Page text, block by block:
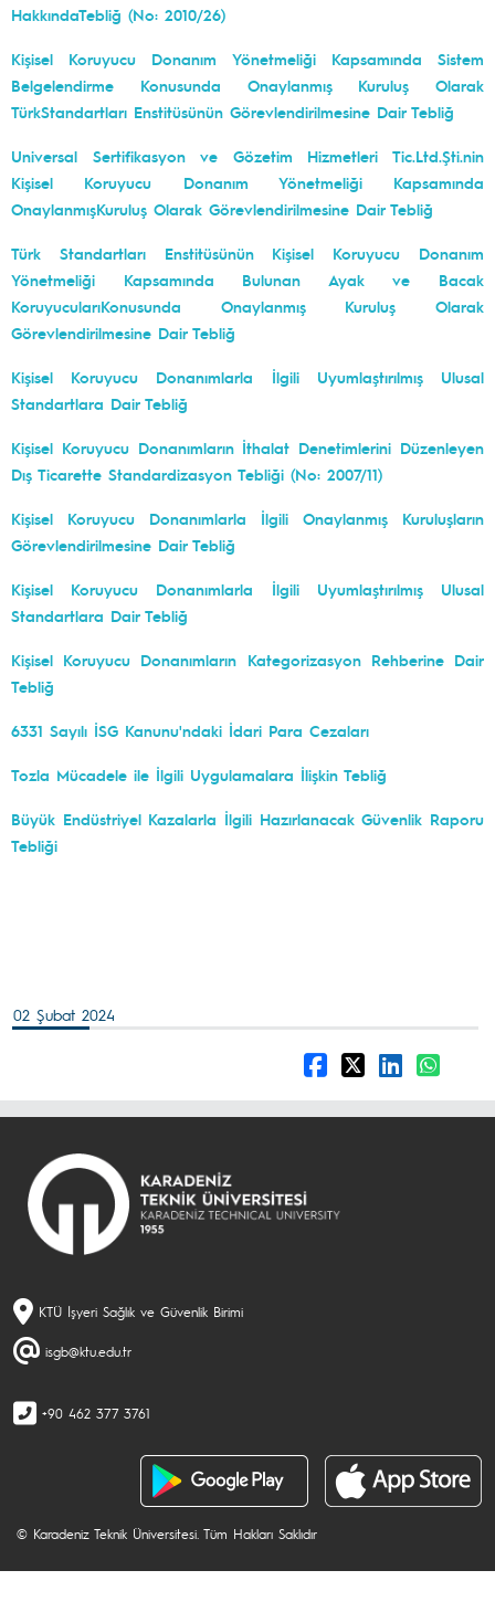
HakkındaTebliğ (No: 2010/26)
Kişisel Koruyucu Donanım Yönetmeliği Kapsamında Sistem
Belgelendirme Konusunda Onaylanmış Kuruluş Olarak
TürkStandartları Enstitüsünün Görevlendirilmesine Dair Tebliğ
Universal Sertifikasyon ve Gözetim Hizmetleri Tic.Ltd.Şti.nin
Kişisel Koruyucu Donanım Yönetmeliği Kapsamında
OnaylanmışKuruluş Olarak Görevlendirilmesine Dair Tebliğ
Türk Standartları Enstitüsünün Kişisel Koruyucu Donanım
Yönetmeliği Kapsamında Bulunan Ayak ve Bacak
KoruyucularıKonusunda Onaylanmış Kuruluş Olarak
Görevlendirilmesine Dair Tebliğ
Kişisel Koruyucu Donanımlarla İlgili Uyumlaştırılmış Ulusal
Standartlara Dair Tebliğ
Kişisel Koruyucu Donanımların İthalat Denetimlerini Düzenleyen
Dış Ticarette Standardizasyon Tebliği (No: 2007/11)
Kişisel Koruyucu Donanımlarla İlgili Onaylanmış Kuruluşların
Görevlendirilmesine Dair Tebliğ
Kişisel Koruyucu Donanımlarla İlgili Uyumlaştırılmış Ulusal
Standartlara Dair Tebliğ
Kişisel Koruyucu Donanımların Kategorizasyon Rehberine Dair
Tebliğ
6331 Sayılı İSG Kanunu'ndaki İdari Para Cezaları
Tozla Mücadele ile İlgili Uygulamalara İlişkin Tebliğ
Büyük Endüstriyel Kazalarla İlgili Hazırlanacak Güvenlik Raporu
Tebliği
02 Şubat 2024
KTÜ İşyeri Sağlık ve Güvenlik Birimi
isgb@ktu.edu.tr
+90 462 377 3761
© Karadeniz Teknik Üniversitesi. Tüm Hakları Saklıdır